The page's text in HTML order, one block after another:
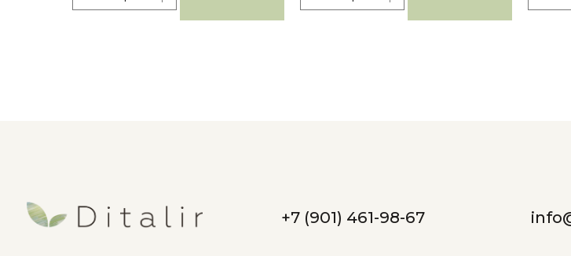
+7 (901) 461-98-67 info@ditalir.ru
ИП Диденков А.Н.
ИНН 504809619349